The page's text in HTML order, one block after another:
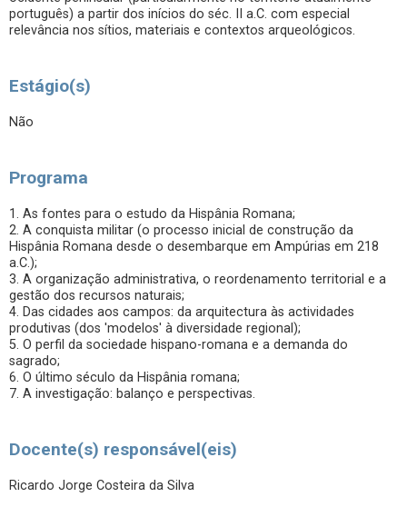
português) a partir dos inícios do séc. II a.C. com especial
relevância nos sítios, materiais e contextos arqueológicos.
Estágio(s)
Não
Programa
1. As fontes para o estudo da Hispânia Romana;
2. A conquista militar (o processo inicial de construção da
Hispânia Romana desde o desembarque em Ampúrias em 218
a.C.);
3. A organização administrativa, o reordenamento territorial e a
gestão dos recursos naturais;
4. Das cidades aos campos: da arquitectura às actividades
produtivas (dos 'modelos' à diversidade regional);
5. O perfil da sociedade hispano-romana e a demanda do
sagrado;
6. O último século da Hispânia romana;
7. A investigação: balanço e perspectivas.
Docente(s) responsável(eis)
Ricardo Jorge Costeira da Silva